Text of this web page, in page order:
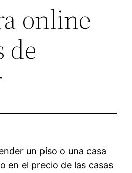
online
de
un piso o una casa
en el precio de las casas